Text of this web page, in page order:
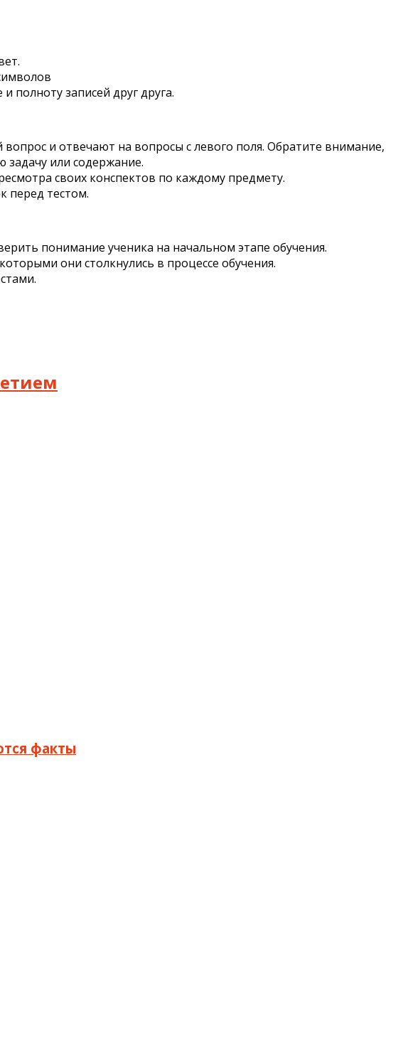
полноту записей друг друга.
и отвечают на вопросы с левого поля. Обратите внимание,
задачу или содержание.
своих конспектов по каждому предмету.
перед тестом.
понимание ученика на начальном этапе обучения.
они столкнулись в процессе обучения.
факты